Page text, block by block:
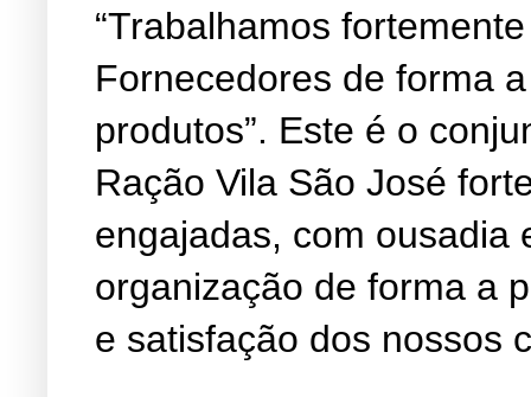
“Trabalhamos
Fornecedores de forma
produtos”. Este é o
Ração Vila São José
engajadas, com ousadia
organização de forma a
e satisfação dos nossos